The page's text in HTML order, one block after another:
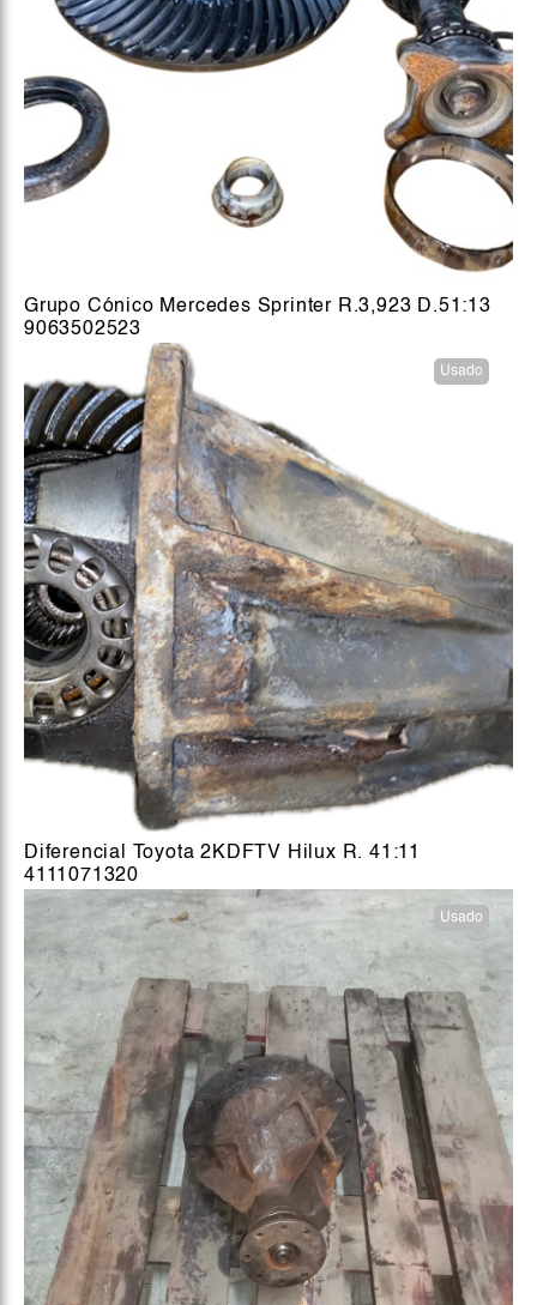
Grupo Cónico Mercedes Sprinter R.3,923 D.51:13
9063502523
Usado
Diferencial Toyota 2KDFTV Hilux R. 41:11
4111071320
Usado